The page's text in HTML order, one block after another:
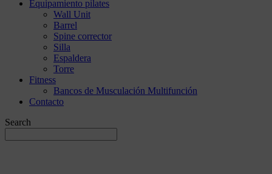
Equipamiento pilates
Wall Unit
Barrel
Spine corrector
Silla
Espaldera
Torre
Fitness
Bancos de Musculación Multifunción
Contacto
Search